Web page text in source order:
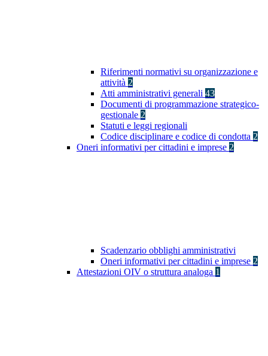
Riferimenti normativi su organizzazione e
attività 2
Atti amministrativi generali 43
Documenti di programmazione strategico-
gestionale 2
Statuti e leggi regionali
Codice disciplinare e codice di condotta 2
Oneri informativi per cittadini e imprese 2
Scadenzario obblighi amministrativi
Oneri informativi per cittadini e imprese 2
Attestazioni OIV o struttura analoga 1